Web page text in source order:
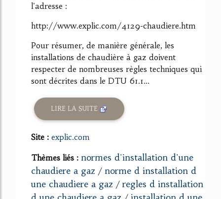
l'adresse :
http://www.explic.com/4129-chaudiere.htm
Pour résumer, de manière générale, les
installations de chaudière à gaz doivent
respecter de nombreuses règles techniques qui
sont décrites dans le DTU 61.1...
LIRE LA SUITE
Site : explic.com
Thèmes liés : normes d'installation d'une
chaudiere a gaz / norme d installation d
une chaudiere a gaz / regles d installation